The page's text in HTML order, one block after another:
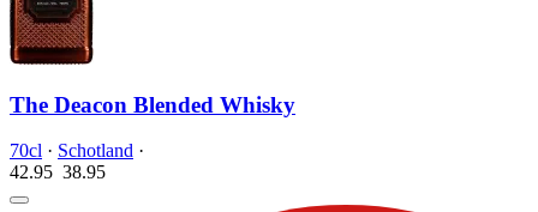
The Deacon Blended Whisky
70cl · Schotland ·
42.95 38.95